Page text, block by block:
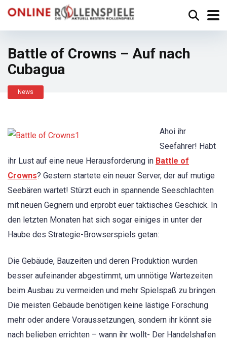
Battle of Crowns – Auf nach
Cubagua
News
Ahoi ihr
Seefahrer! Habt
ihr Lust auf eine neue Herausforderung in Battle of
Crowns? Gestern startete ein neuer Server, der auf mutige
Seebären wartet! Stürzt euch in spannende Seeschlachten
mit neuen Gegnern und erprobt euer taktisches Geschick. In
den letzten Monaten hat sich sogar einiges in unter der
Haube des Strategie-Browserspiels getan:
Die Gebäude, Bauzeiten und deren Produktion wurden
besser aufeinander abgestimmt, um unnötige Wartezeiten
beim Ausbau zu vermeiden und mehr Spielspaß zu bringen.
Die meisten Gebäude benötigen keine lästige Forschung
mehr oder andere Voraussetzungen, sondern ihr könnt sie
nach belieben errichten – wann ihr wollt- Der Handelshafen